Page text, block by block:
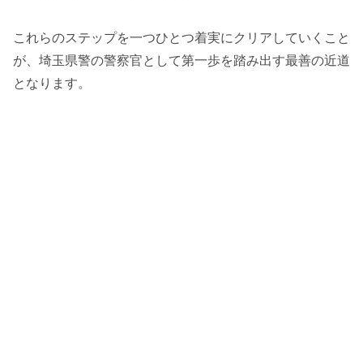
これらのステップを一つひとつ着実にクリアしていくこと
が、埼玉県警の警察官として第一歩を踏み出す最善の近道
となります。